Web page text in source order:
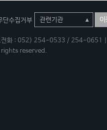
단수집거부 이
표전화 : 052) 254-0533 / 254-
rights reserved.